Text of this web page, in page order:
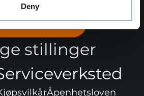
Deny
forhandler
stillinger
Åpenhetsloven